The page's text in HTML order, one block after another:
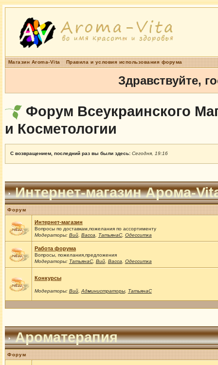
Магазин Aroma-Vita Правила и условия использования форума
Здравствуйте,
Форум Всеукраинского
и Косметологии
С возвращением, последний раз вы были здесь: Сегодня, 19:16
Интернет-магазин Арома-
Форум
Интернет-магазин
Вопросы по доставкам,пожелания по ассортименту
Модераторы: Вий, Васса ТатьянаС, Одесситка
Работа форума
Вопросы, пожелания,предложения
Модераторы: ТатьянаС, Вий, Васса Одесситка
Конкурсы
Модераторы: Вий, Администраторы, ТатьянаС
Ароматерапия
Форум